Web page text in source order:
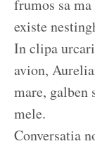
frumos sa
existe
In clipa
avion,
mare,
mele.
Conversatia